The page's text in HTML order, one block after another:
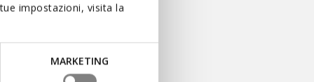
impostazioni, visita la
MARKETING
DES AVANTAGES,